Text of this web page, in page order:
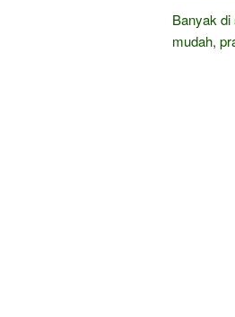
Banyak di
mudah,